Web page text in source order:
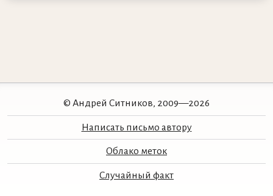
© Андрей Ситников, 2009—2026
Написать письмо автору
Облако меток
Случайный факт